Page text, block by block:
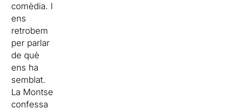
comèdia. I
ens
retrobem
per parlar
de què
ens ha
semblat.
La Montse
confessa